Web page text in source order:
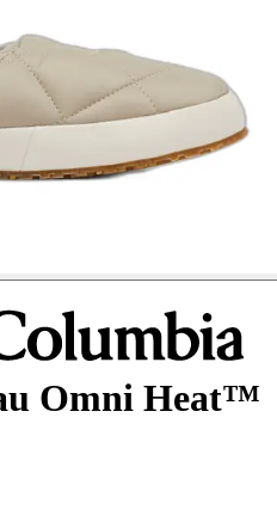
Omni Heat™